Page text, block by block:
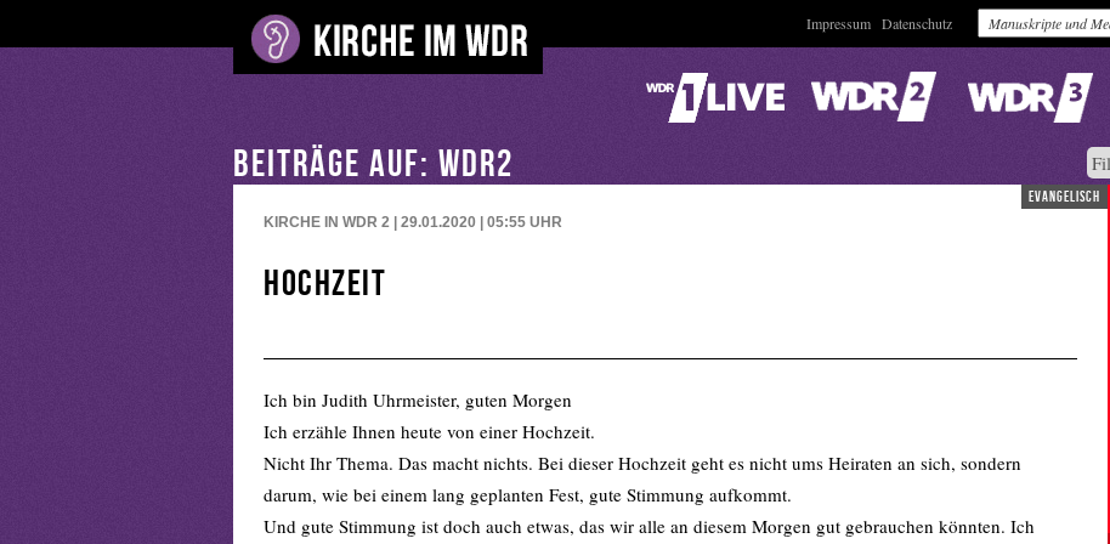
Impressum Datenschutz
BEITRÄGE AUF: WDR2
evangelisch
KIRCHE IN WDR 2 | 29.01.2020 | 05:55 UHR
Hochzeit
Ich bin Judith Uhrmeister, guten Morgen
Ich erzähle Ihnen heute von einer Hochzeit.
Nicht Ihr Thema. Das macht nichts. Bei dieser Hochzeit geht es nicht ums Heiraten an sich, sondern
darum, wie bei einem lang geplanten Fest, gute Stimmung aufkommt.
Und gute Stimmung ist doch auch etwas, das wir alle an diesem Morgen gut gebrauchen könnten. Ich